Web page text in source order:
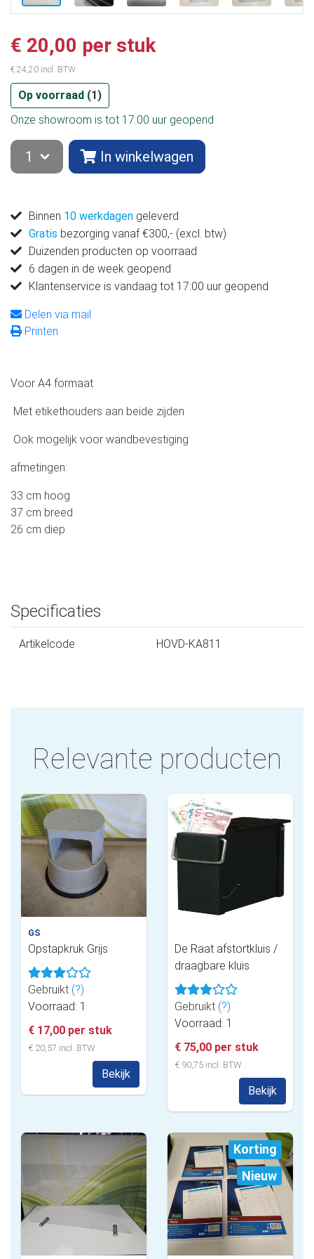
€ 20,00 per stuk
€ 24,20 incl. BTW
Op voorraad (1)
Onze showroom is tot 17:00 uur geopend
In winkelwagen
Binnen 10 werkdagen geleverd
Gratis bezorging vanaf €300,- (excl. btw)
Duizenden producten op voorraad
6 dagen in de week geopend
Klantenservice is vandaag tot 17:00 uur geopend
Delen via mail
Printen
Voor A4 formaat
Met etikethouders aan beide zijden
Ook mogelijk voor wandbevestiging
afmetingen:
33 cm hoog
37 cm breed
26 cm diep
Specificaties
Artikelcode HOVD-KA811
Relevante producten
GS
Opstapkruk Grijs
Gebruikt (?)
Voorraad: 1
€ 17,00 per stuk
€ 20,57 incl. BTW
Bekijk
De Raat afstortkluis /
draagbare kluis
Gebruikt (?)
Voorraad: 1
€ 75,00 per stuk
€ 90,75 incl. BTW
Bekijk
Korting
Nieuw